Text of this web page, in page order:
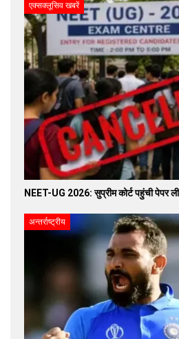
एक्सक्लूसिव खबरें
NEET-UG 2026: सुप्रीम कोर्ट पहुंची पेपर
अन्तर्राष्ट्रीय